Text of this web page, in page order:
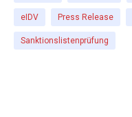
eIDV Press Release
Sanktionslistenprüfung